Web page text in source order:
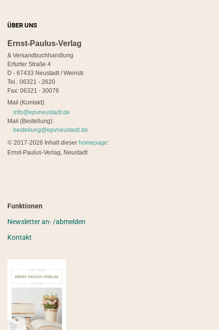
ÜBER UNS
Ernst-Paulus-Verlag
& Versandbuchhandlung
Erfurter Straße 4
D - 67433 Neustadt / Weinstr.
Tel.: 06321 - 2620
Fax: 06321 - 30076
Mail (Kontakt):
info@epvneustadt.de
Mail (Bestellung):
bestellung@epvneustadt.de
© 2017-2026 Inhalt dieser homepage:
Ernst-Paulus-Verlag, Neustadt
Funktionen
Newsletter an- /abmelden
Kontakt